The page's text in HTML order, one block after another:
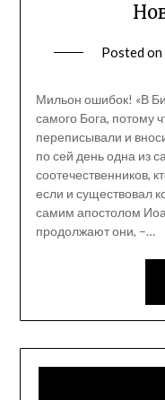
Posted on
Мильон ошибок! «В
самого Бога, потому
переписывали и
по сей день одна из
соотечественников,
если и существовал
самим апостолом
продолжают они, –…